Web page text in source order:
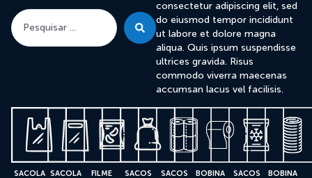
consectetur adipiscing elit, sed
do eiusmod tempor incididunt
ut labore et dolore magna
aliqua. Quis ipsum suspendisse
ultrices gravida. Risus
commodo viverra maecenas
accumsan lacus vel facilisis.
SACOLA
SACOLA
FILME
SACOS
SACOS
BOBINA
SACOS
BOBINA